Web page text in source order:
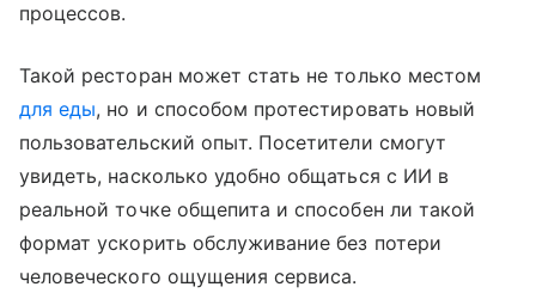
процессов.
Такой ресторан может стать не только местом
для еды, но и способом протестировать новый
пользовательский опыт. Посетители смогут
увидеть, насколько удобно общаться с ИИ в
реальной точке общепита и способен ли такой
формат ускорить обслуживание без потери
человеческого ощущения сервиса.